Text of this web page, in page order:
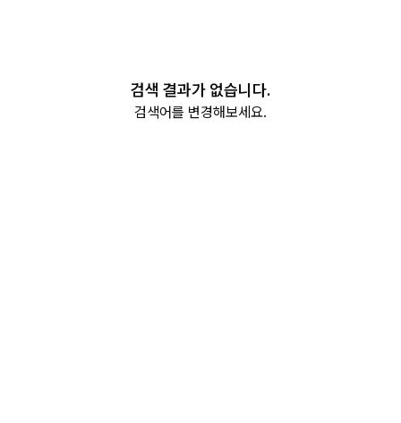
검색 결과가 없습니다.
검색어를 변경해보세요.